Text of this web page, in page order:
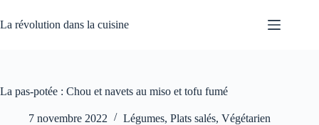
au
contenu
La révolution dans la cuisine
La pas-potée : Chou et navets au miso et tofu fumé
7 novembre 2022 Légumes, Plats salés, Végétarien